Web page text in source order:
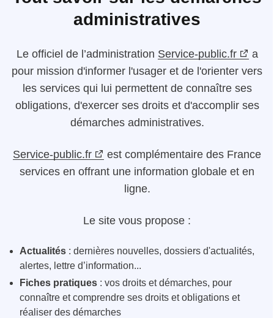
administratives
Le officiel de l’administration Service-public.fr
a
pour mission d'informer l'usager et de l'orienter vers
les services qui lui permettent de connaître ses
obligations, d'exercer ses droits et d'accomplir ses
démarches administratives.
Service-public.fr
est complémentaire des France
services en offrant une information globale et en
ligne.
Le site vous propose :
Actualités : dernières nouvelles, dossiers d'actualités,
alertes, lettre d’information...
Fiches pratiques : vos droits et démarches, pour
connaître et comprendre ses droits et obligations et
réaliser des démarches